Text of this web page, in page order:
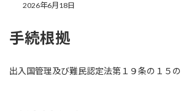
2026年6月18日
:
手続根拠
出入国管理及び難民認定法第１９条の１５